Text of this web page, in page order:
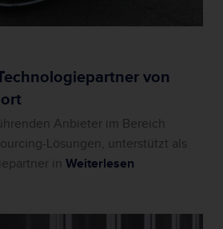
von
Anbieter im Bereich
Lösungen, unterstützt als
in Weiterlesen